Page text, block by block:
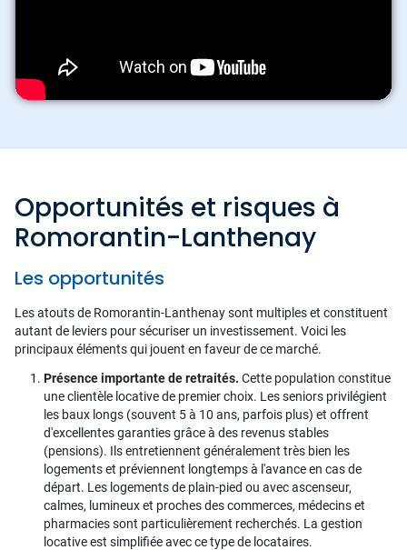
Opportunités et risques à
Romorantin-Lanthenay
Les opportunités
Les atouts de Romorantin-Lanthenay sont multiples et constituent
autant de leviers pour sécuriser un investissement. Voici les
principaux éléments qui jouent en faveur de ce marché.
Présence importante de retraités. Cette population constitue
une clientèle locative de premier choix. Les seniors privilégient
les baux longs (souvent 5 à 10 ans, parfois plus) et offrent
d'excellentes garanties grâce à des revenus stables
(pensions). Ils entretiennent généralement très bien les
logements et préviennent longtemps à l'avance en cas de
départ. Les logements de plain-pied ou avec ascenseur,
calmes, lumineux et proches des commerces, médecins et
pharmacies sont particulièrement recherchés. La gestion
locative est simplifiée avec ce type de locataires.